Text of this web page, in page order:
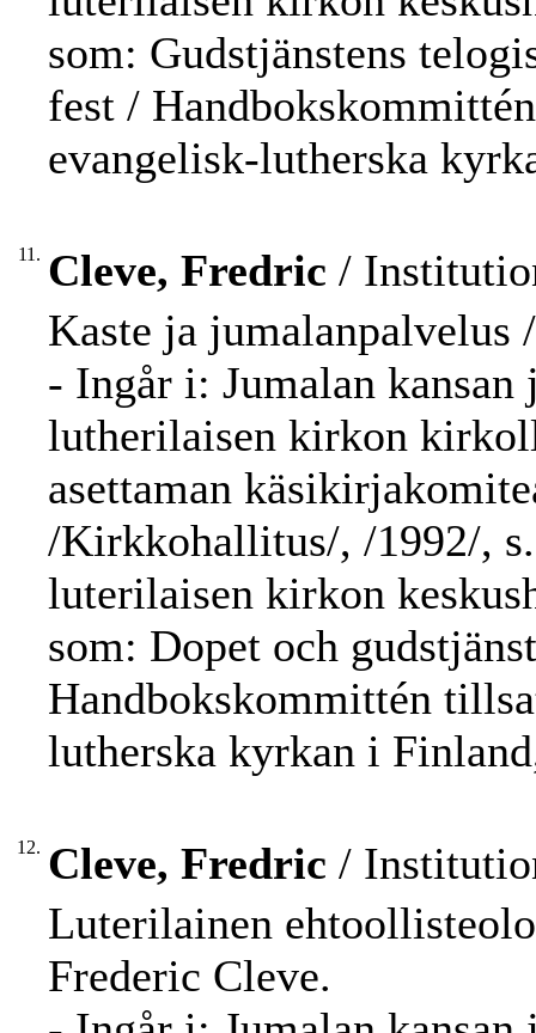
som: Gudstjänstens
fest /
evangelisk-lutherska
11. Cleve, Fredric /
Kaste ja jumalanpalvelus
- Ingår i: Jumalan
lutherilaisen kirkon
asettaman
/Kirkkohallitus/, /1992/,
luterilaisen kirkon
som: Dopet och
Handbokskommittén
lutherska kyrkan i
12. Cleve, Fredric /
Luterilainen
Frederic Cleve.